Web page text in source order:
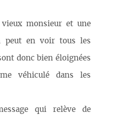
monsieur et une
peut en voir tous les
donc bien éloignées
véhiculé dans les
qui relève de